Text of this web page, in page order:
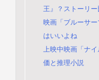
王』？ストーリ
映画「ブルーサ
はいいよね
上映中映画「ナ
価と推理小説